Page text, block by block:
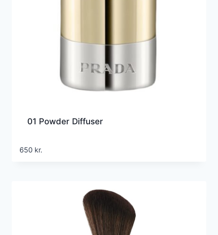
01 Powder Diffuser
650 kr.